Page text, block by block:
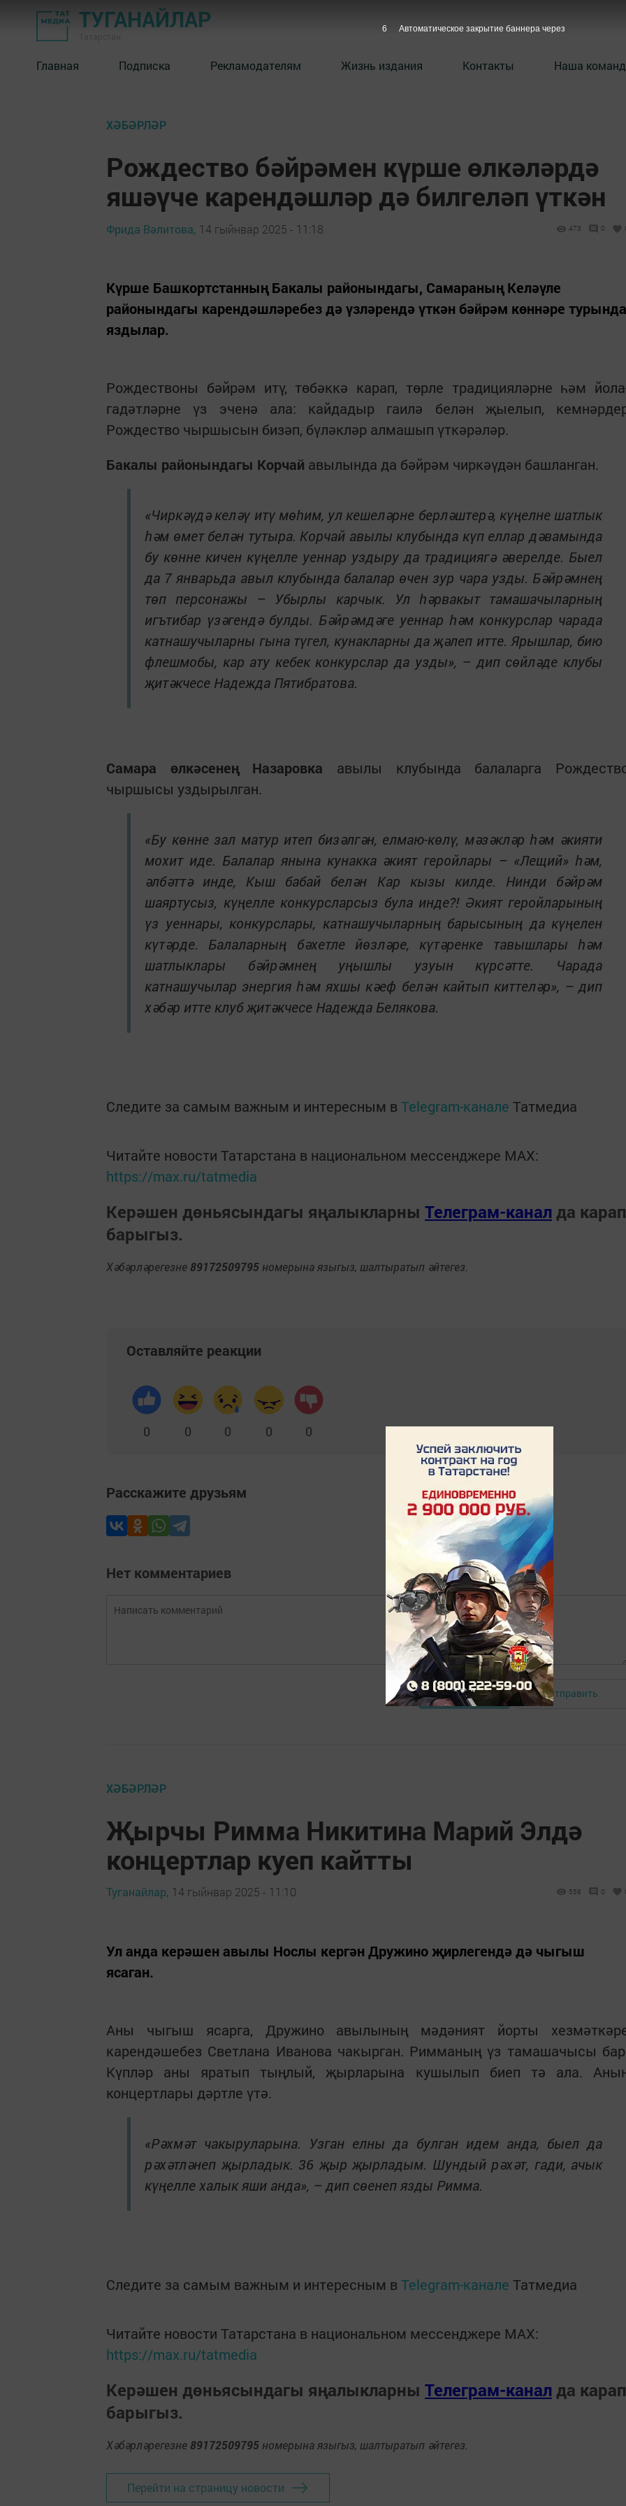
ТУГАНАЙЛАР
Главная Подписка Рекламодателям Жизнь издания Контакты Наша
ХӘБӘРЛӘР
Рождество бәйрәмен күрше өлкәләрдә
яшәүче карендәшләр дә билгеләп үткән
Фрида Вәлитова, 14 гыйнвар 2025 - 11:18 473 0
Күрше Башкортстанның Бакалы районындагы, Самараның Келәүле
районындагы карендәшләребез дә үзләрендә үткән бәйрәм көннәре турында
яздылар.
Рождествоны бәйрәм итү, төбәккә карап, төрле традицияләрне һәм
гадәтләрне үз эченә ала: кайдадыр гаилә белән җыелып,
Рождество чыршысын бизәп, бүләкләр алмашып үткәрәләр.
Бакалы районындагы Корчай авылында да бәйрәм чиркәүдән башланган.
«Чиркәүдә келәү итү мөһим, ул кешеләрне берләштерә, күңелне шатлык
һәм өмет белән тутыра. Корчай авылы клубында күп еллар дәвамында
бу көнне кичен күңелле уеннар уздыру да традициягә әверелде. Быел
да 7 январьда авыл клубында балалар өчен зур чара узды. Бәйрәмнең
төп персонажы – Убырлы карчык. Ул һәрвакыт тамашачыларның
игътибар үзәгендә булды. Бәйрәмдәге уеннар һәм конкурслар чарада
катнашучыларны гына түгел, кунакларны да җәлеп итте. Ярышлар, бию
флешмобы, кар ату кебек конкурслар да узды», – дип сөйләде клубы
җитәкчесе Надежда Пятибратова.
Самара өлкәсенең Назаровка авылы клубында балаларга
чыршысы уздырылган.
«Бу көнне зал матур итеп бизәлгән, елмаю-көлү, мәзәкләр һәм әкияти
мохит иде. Балалар янына кунакка әкият геройлары – «Лещий» һәм,
әлбәттә инде, Кыш бабай белән Кар кызы килде. Нинди бәйрәм
шаяртусыз, күңелле конкурсларсыз була инде?! Әкият геройларының
үз уеннары, конкурслары, катнашучыларның барысының да күңелен
күтәрде. Балаларның бәхетле йөзләре, күтәренке тавышлары һәм
шатлыклары бәйрәмнең уңышлы узуын күрсәтте. Чарада
катнашучылар энергия һәм яхшы кәеф белән кайтып киттеләр», – дип
хәбәр итте клуб җитәкчесе Надежда Белякова.
Следите за самым важным и интересным в Telegram-канале Татмедиа
Читайте новости Татарстана в национальном мессенджере MАХ:
https://max.ru/tatmedia
Керәшен дөньясындагы яңалыкларны Телеграм-канал да карап
барыгыз.
Хәбәрләрегезне 89172509795 номерына языгыз, шалтыратып әйтегез.
Оставляйте реакции
0 0 0 0 0
Расскажите друзьям
Нет комментариев
Авторизоваться Отправить
ХӘБӘРЛӘР
Җырчы Римма Никитина Марий Элдә
концертлар куеп кайтты
Туганайлар, 14 гыйнвар 2025 - 11:10 558 0
Ул анда керәшен авылы Нослы кергән Дружино җирлегендә дә чыгыш
ясаган.
Аны чыгыш ясарга, Дружино авылының мәдәният йорты
карендәшебез Светлана Иванова чакырган. Римманың үз тамашачысы
Күпләр аны яратып тыңлый, җырларына кушылып биеп тә ала.
концертлары дәртле үтә.
«Рәхмәт чакыруларына. Узган елны да булган идем анда, быел да
рәхәтләнеп җырладык. 36 җыр җырладым. Шундый рәхәт, гади, ачык
күңелле халык яши анда», – дип сөенеп язды Римма.
Следите за самым важным и интересным в Telegram-канале Татмедиа
Читайте новости Татарстана в национальном мессенджере MАХ:
https://max.ru/tatmedia
Керәшен дөньясындагы яңалыкларны Телеграм-канал да карап
барыгыз.
Хәбәрләрегезне 89172509795 номерына языгыз, шалтыратып әйтегез.
Перейти на страницу новости
5 Автоматическое закрытие баннера через